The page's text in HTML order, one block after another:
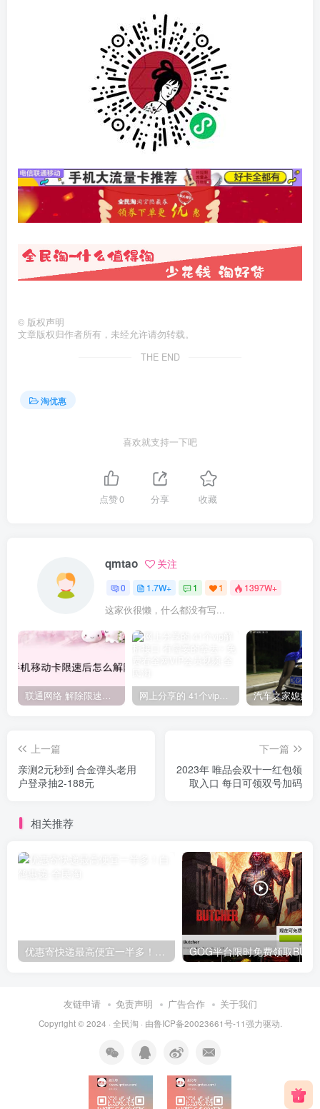
© 版权声明
文章版权归作者所有，未经允许请勿转载。
THE END
淘优惠
喜欢就支持一下吧
点赞0 分享 收藏
qmtao 关注
0 1.7W+ 1 1 1397W+
这家伙很懒，什么都没有写...
联通网络 解除限速方法参考！畅享、畅玩、老白干等及其它地区自测了 网上分享的 41个vip解析接口 有需要的拿去~ 免费看全网VIP会员视频
上一篇
亲测2元秒到 合金弹头老用
户登录抽2-188元
下一篇
2023年 唯品会双十一红包领
取入口 每日可领双号加码
相关推荐
优惠寄快递最高便宜一半多！白鸽惠递
友链申请 免责声明 广告合作 关于我们
Copyright © 2024 · 全民淘 · 由鲁ICP备20023661号-11强力驱动.